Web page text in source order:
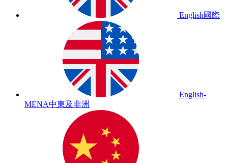
English國際
English-
MENA中東及非洲